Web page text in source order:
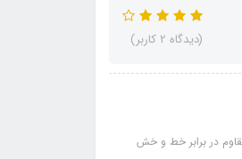
(دیدگاه 2 کاربر)
بسیار ساده رنگ مقاوم در برابر خط و خش